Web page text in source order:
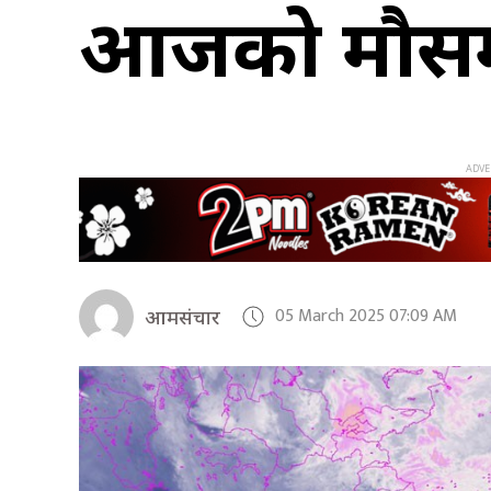
आजको
आमसंचार 05 March 2025 07:09 AM